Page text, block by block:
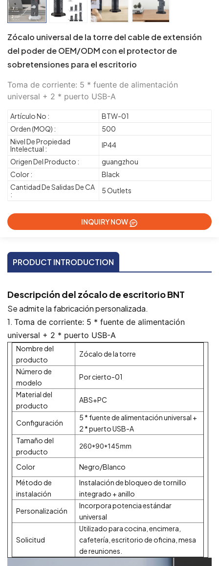
Zócalo universal de la torre del cable de extensión
del poder de OEM/ODM con el protector de
sobretensiones para el escritorio
Toma de corriente: 5 * fuente de alimentación
universal + 2 * puerto USB-A
Artículo No :
BTW-01
Orden (MOQ) :
500
Nivel De Propiedad
Intelectual :
IP44
Origen Del Producto :
guangzhou
Color :
Black
Cantidad De Salidas De CA
:
5 Outlets
INQUIRY NOW
PRODUCT INTRODUCTION
Descripción del zócalo de escritorio BNT
Se admite la fabricación personalizada.
1. Toma de corriente: 5 * fuente de alimentación
universal + 2 * puerto USB-A
Nombre del
producto
Zócalo de la torre
Número de
modelo
Por cierto-01
Material del
producto
ABS+PC
Configuración
5 * fuente de alimentación universal +
2 * puerto USB-A
Tamaño del
producto
260*90*145mm
Color
Negro/Blanco
Método de
instalación
Instalación de bloqueo de tornillo
integrado + anillo
Personalización
Incorpora potencia estándar
universal
Solicitud
Utilizado para cocina, encimera,
cafetería, escritorio de oficina, mesa
de reuniones.